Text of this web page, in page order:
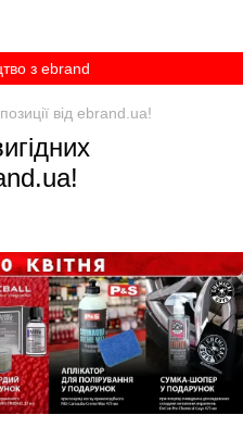
з ebrand
від ebrand.ua!